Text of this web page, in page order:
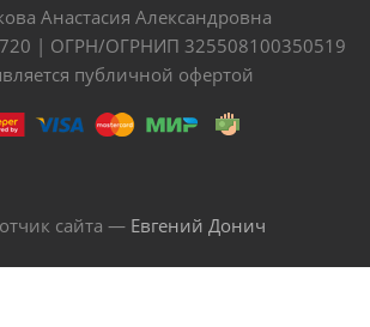
Анастасия Александровна
| ОГРН/ОГРНИП 325508100350519
публичной офертой
сайта — Евгений Донич